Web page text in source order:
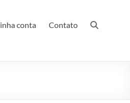
conta Contato